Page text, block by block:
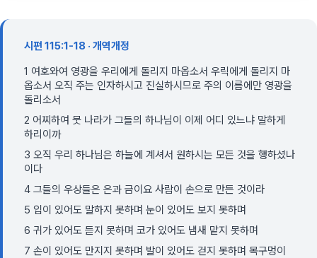
시편 115:1-18 · 개역개정
1 여호와여 영광을 우리에게 돌리지 마옵소서 우릭에게 돌리지 마
옵소서 오직 주는 인자하시고 진실하시므로 주의 이름에만 영광을
돌리소서
2 어찌하여 뭇 나라가 그들의 하나님이 이제 어디 있느냐 말하게
하리이까
3 오직 우리 하나님은 하늘에 계셔서 원하시는 모든 것을 행하셨나
이다
4 그들의 우상들은 은과 금이요 사람이 손으로 만든 것이라
5 입이 있어도 말하지 못하며 눈이 있어도 보지 못하며
6 귀가 있어도 듣지 못하며 코가 있어도 냄새 맡지 못하며
7 손이 있어도 만지지 못하며 발이 있어도 걷지 못하며 목구멍이